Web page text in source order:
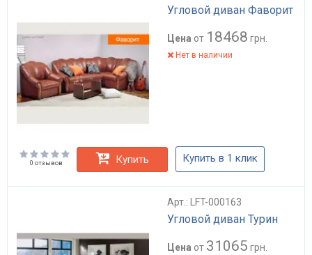
Угловой диван Фаворит
Цена от 18468 грн.
Нет в наличии
0 отзывов Купить Купить в 1 клик
Арт.: LFT-000163
Угловой диван Турин
Цена от 31065 грн.